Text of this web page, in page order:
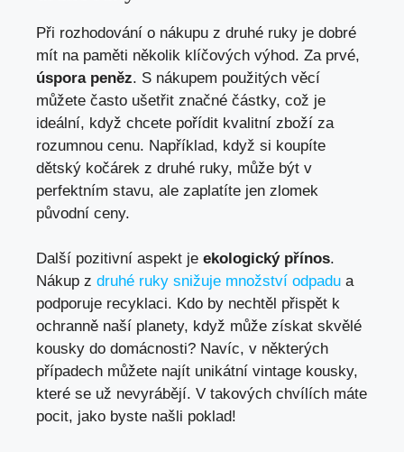
Při rozhodování o nákupu z druhé ruky je dobré
mít na paměti několik klíčových výhod. Za prvé,
úspora peněz. S nákupem použitých věcí
můžete často ušetřit značné částky, což je
ideální, když chcete pořídit kvalitní zboží za
rozumnou cenu. Například, když si koupíte
dětský kočárek z druhé ruky, může být v
perfektním stavu, ale zaplatíte jen zlomek
původní ceny.
Další pozitivní aspekt je ekologický přínos.
Nákup z druhé ruky snižuje množství odpadu a
podporuje recyklaci. Kdo by nechtěl přispět k
ochranně naší planety, když může získat skvělé
kousky do domácnosti? Navíc, v některých
případech můžete najít unikátní vintage kousky,
které se už nevyrábějí. V takových chvílích máte
pocit, jako byste našli poklad!